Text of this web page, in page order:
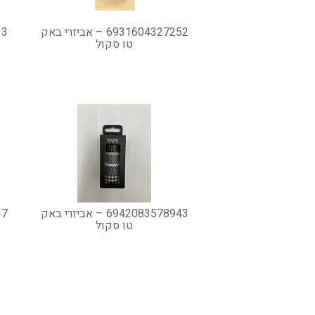
6931604327252 – אביזרי באק
טו סקול
6942083578943 – אביזרי באק
טו סקול